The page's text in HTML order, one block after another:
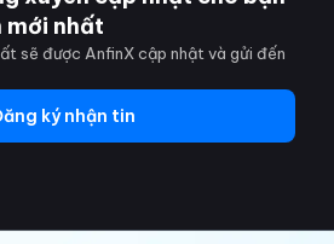
mới nhất
sẽ được AnfinX cập nhật và gửi đến
ký nhận tin